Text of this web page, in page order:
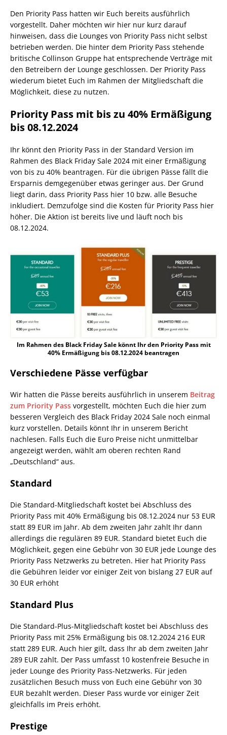
Den Priority Pass hatten wir Euch bereits ausführlich
vorgestellt. Daher möchten wir hier nur kurz darauf
hinweisen, dass die Lounges von Priority Pass nicht selbst
betrieben werden. Die hinter dem Priority Pass stehende
britische Collinson Gruppe hat entsprechende Verträge mit
den Betreibern der Lounge geschlossen. Der Priority Pass
wiederum bietet Euch im Rahmen der Mitgliedschaft die
Möglichkeit, diese zu nutzen.
Priority Pass mit bis zu 40% Ermäßigung
bis 08.12.2024
Ihr könnt den Priority Pass in der Standard Version im
Rahmen des Black Friday Sale 2024 mit einer Ermäßigung
von bis zu 40% beantragen. Für die übrigen Pässe fällt die
Ersparnis demgegenüber etwas geringer aus. Der Grund
liegt darin, dass Priority Pass hier 10 bzw. alle Besuche
inkludiert. Demzufolge sind die Kosten für Priority Pass hier
höher. Die Aktion ist bereits live und läuft noch bis
08.12.2024.
Im Rahmen des Black Friday Sale könnt Ihr den Priority Pass mit
40% Ermäßigung bis 08.12.2024 beantragen
Verschiedene Pässe verfügbar
Wir hatten die Pässe bereits ausführlich in unserem Beitrag
zum Priority Pass vorgestellt, möchten Euch die hier zum
besseren Vergleich des Black Friday 2024 Sale noch einmal
kurz vorstellen. Details könnt Ihr in unserem Bericht
nachlesen. Falls Euch die Euro Preise nicht unmittelbar
angezeigt werden, wählt am oberen rechten Rand
„Deutschland“ aus.
Standard
Die Standard-Mitgliedschaft kostet bei Abschluss des
Priority Pass mit 40% Ermäßigung bis 08.12.2024 nur 53 EUR
statt 89 EUR im Jahr. Ab dem zweiten Jahr zahlt Ihr dann
allerdings die regulären 89 EUR. Standard bietet Euch die
Möglichkeit, gegen eine Gebühr von 30 EUR jede Lounge des
Priority Pass Netzwerks zu betreten. Hier hat Priority Pass
die Gebühren leider vor einiger Zeit von bislang 27 EUR auf
30 EUR erhöht
Standard Plus
Die Standard-Plus-Mitgliedschaft kostet bei Abschluss des
Priority Pass mit 25% Ermäßigung bis 08.12.2024 216 EUR
statt 289 EUR. Auch hier gilt, dass Ihr ab dem zweiten Jahr
289 EUR zahlt. Der Pass umfasst 10 kostenfreie Besuche in
jeder Lounge des Priority Pass-Netzwerks. Für jeden
zusätzlichen Besuch muss von Euch eine Gebühr von 30
EUR bezahlt werden. Dieser Pass wurde vor einiger Zeit
gleichfalls im Preis erhöht.
Prestige